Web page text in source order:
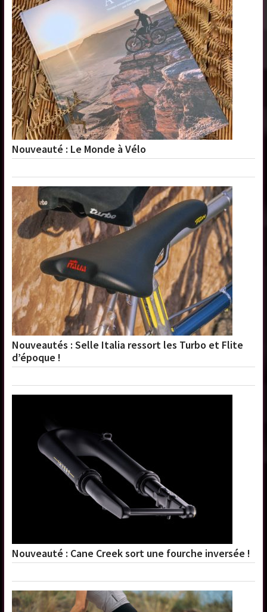
Nouveauté : Le Monde à Vélo
Nouveautés : Selle Italia ressort les Turbo et Flite
d’époque !
Nouveauté : Cane Creek sort une fourche inversée !